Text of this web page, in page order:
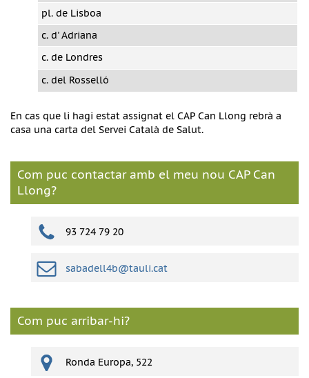
pl. de Lisboa
c. d' Adriana
c. de Londres
c. del Rosselló
En cas que li hagi estat assignat el CAP Can Llong rebrà a
casa una carta del Servei Català de Salut.
Com puc contactar amb el meu nou CAP Can
Llong?
93 724 79 20
sabadell4b@tauli.cat
Com puc arribar-hi?
Ronda Europa, 522